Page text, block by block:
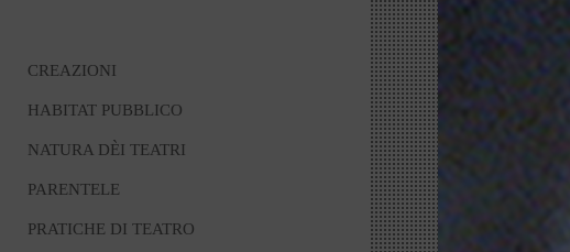
CREAZIONI
HABITAT PUBBLICO
NATURA DÈI TEATRI
PARENTELE
PRATICHE DI TEATRO